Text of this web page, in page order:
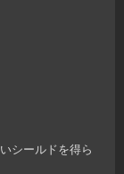
シールドを得ら